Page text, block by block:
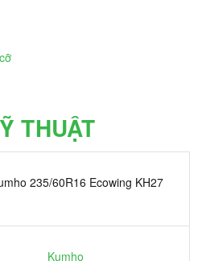
THUẬT
235/60R16 Ecowing KH27
Kumho